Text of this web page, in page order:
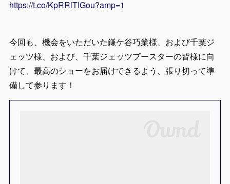
https://t.co/KpRRlTIGou?amp=1
今回も、機会をいただいた鎌ケ谷巧業様、および千葉ジ
ェッツ様、および、千葉ジェッツブースターの皆様に向
けて、最高のショーをお届けできるよう、張り切って準
備して参ります！